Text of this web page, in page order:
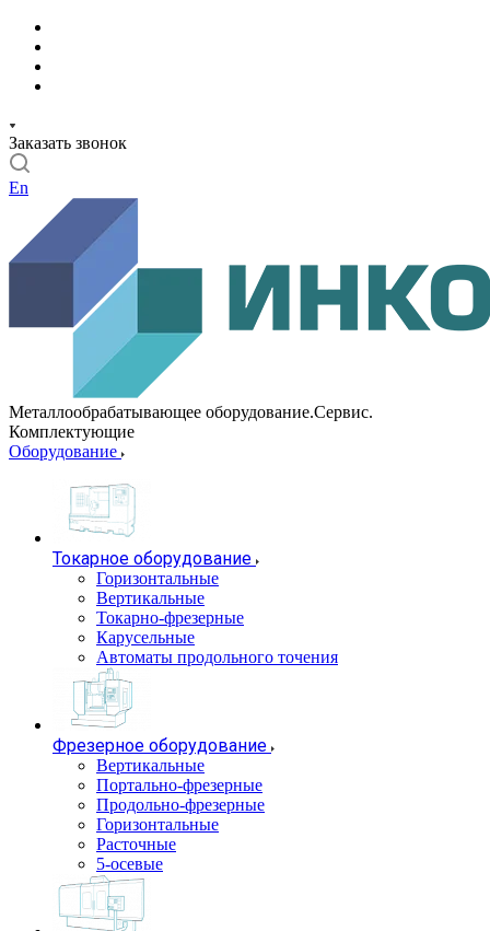
Заказать звонок
En
Металлообрабатывающее оборудование.Сервис.
Комплектующие
Оборудование
Токарное оборудование
Горизонтальные
Вертикальные
Токарно-фрезерные
Карусельные
Автоматы продольного точения
Фрезерное оборудование
Вертикальные
Портально-фрезерные
Продольно-фрезерные
Горизонтальные
Расточные
5-осевые